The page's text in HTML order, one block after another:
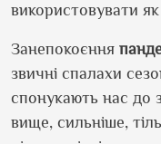
використовувати
Занепокоєння
звичні спалахи
спонукають нас до
вище, сильніше,